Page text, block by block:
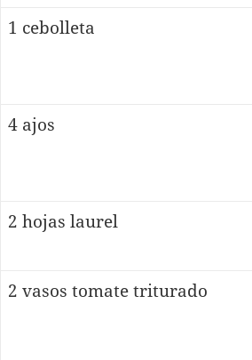
1 cebolleta
4 ajos
2 hojas laurel
2 vasos tomate triturado